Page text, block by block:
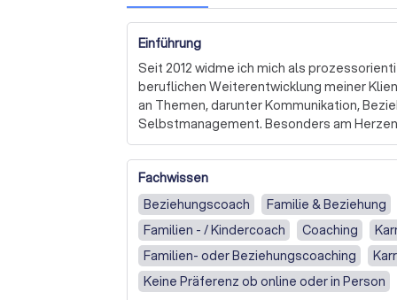
Einführung
Seit 2012 widme ich mich als
beruflichen Weiterentwicklung meiner
an Themen, darunter Kommunikation,
Selbstmanagement. Besonders am
Empathie, sowohl in Führungsrollen als
Meine Arbeit zeichnet sich durch eine
stets humorvoll und zielgerichtet ist. Ich
meiner Klienten, was von der Einzelarbeit
Organisationssystemen reicht. In meinen
dem Authentizität und innere Diversität
persönliche Identität meiner Klienten zu
Fachwissen
Beziehungscoach
Familie & Beziehung
Familien - / Kindercoach
Coaching
Familien- oder Beziehungscoaching
Keine Präferenz ob online oder in Person